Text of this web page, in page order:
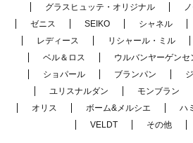
グラスヒュッテ・オリジナル
ゼニス
SEIKO シャネル
レディース
リシャール・ミル
ベル＆ロス
ウルバンヤーゲンセ
ショパール
ブランパン
ユリスナルダン
モンブラン
オリス
ボーム&メルシエ ハ
VELDT
その他